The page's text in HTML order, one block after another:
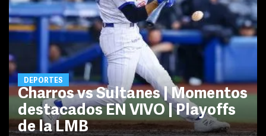
DEPORTES
Charros vs Sultanes | Momentos
destacados EN VIVO | Playoffs
de la LMB